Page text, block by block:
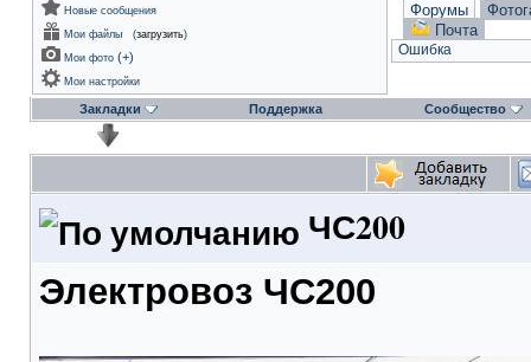
Новые сообщения
Мои файлы
(загрузить)
Мои фото (+)
Мои настройки
Форумы
Почта
Ошибка
Закладки Поддержка Сообщество
ЧС200
Электровоз ЧС200